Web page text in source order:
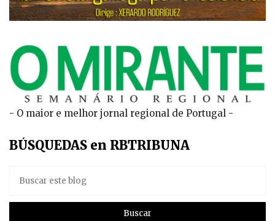
- O maior e melhor jornal regional de Portugal -
BÚSQUEDAS en RBTRIBUNA